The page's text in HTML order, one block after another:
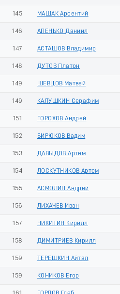
145 МАШАК Арсентий
146 АПЕНЬКО Даниил
147 АСТАШОВ Владимир
148 ДУТОВ Платон
149 ШЕВЦОВ Матвей
149 КАЛУШКИН Серафим
151 ГОРОХОВ Андрей
152 БИРЮКОВ Вадим
153 ДАВЫДОВ Артем
154 ЛОСКУТНИКОВ Артем
155 АСМОЛИН Андрей
156 ЛИХАЧЕВ Иван
157 НИКИТИН Кирилл
158 ДИМИТРИЕВ Кирилл
159 ТЕРЕШКИН Айтал
159 КОНИКОВ Егор